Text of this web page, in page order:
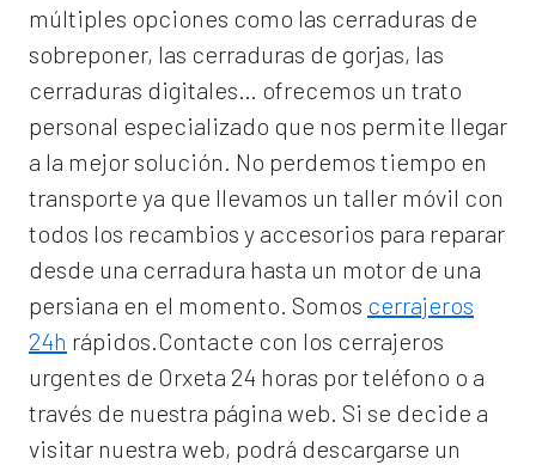
múltiples opciones como las cerraduras de
sobreponer, las cerraduras de gorjas, las
cerraduras digitales… ofrecemos un trato
personal especializado que nos permite llegar
a la mejor solución. No perdemos tiempo en
transporte ya que llevamos un taller móvil con
todos los recambios y accesorios para reparar
desde una cerradura hasta un motor de una
persiana en el momento. Somos cerrajeros
24h rápidos.Contacte con los cerrajeros
urgentes de Orxeta 24 horas por teléfono o a
través de nuestra página web. Si se decide a
visitar nuestra web, podrá descargarse un